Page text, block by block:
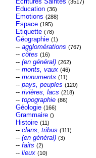
(3517)
Education (36)
Emotions (288)
Espace (195)
Etiquette (78)
Géographie (1)
-- agglomérations (767)
-- côtes (16)
-- (en général) (262)
-- monts, vaux (46)
-- monuments (11)
-- pays, peuples (120)
-- rivières, lacs (218)
-- topographie (86)
Géologie (166)
Grammaire ()
Histoire (11)
-- clans, tribus (111)
-- (en général) (3)
-- faits (2)
-- lieux (10)